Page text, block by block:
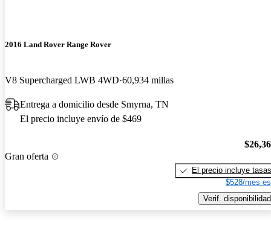
2016 Land Rover Range Rover
V8 Supercharged LWB 4WD 60,934 millas
Entrega a domicilio desde Smyrna, TN
El precio incluye envío de $469
Gran oferta
El precio incluye tasas
$528/mes
Verif. disponibilidad